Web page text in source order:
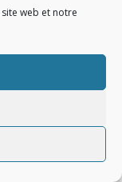
web et notre